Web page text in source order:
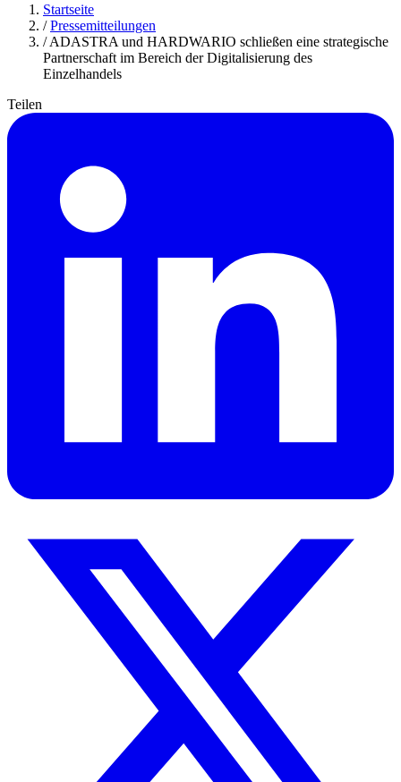
Startseite
/ Pressemitteilungen
/ ADASTRA und HARDWARIO schließen eine strategische
Partnerschaft im Bereich der Digitalisierung des
Einzelhandels
Teilen